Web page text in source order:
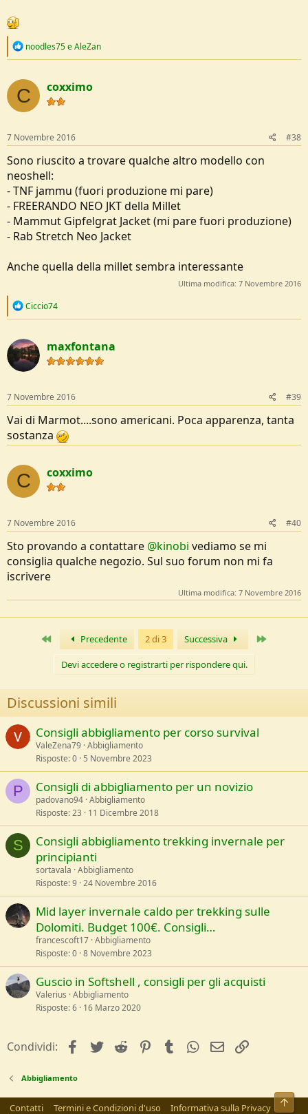
R
c
t
i
o
s
:
noodles75eAleZan
C coxximo
7 Novembre 2016 #38
Sono riuscito a trovare qualche altro modello con
neoshell:
- TNF jammu (fuori produzione mi pare)
- FREERANDO NEO JKT della Millet
- Mammut Gipfelgrat Jacket (mi pare fuori produzione)
- Rab Stretch Neo Jacket
Anche quella della millet sembra interessante
Ultima modifica: 7 Novembre 2016
R
c
t
i
o
s
:
Ciccio74
maxfontana
7 Novembre 2016 #39
Vai di Marmot....sono americani. Poca apparenza, tanta
sostanza
C coxximo
7 Novembre 2016 #40
Sto provando a contattare @kinobi vediamo se mi
consiglia qualche negozio. Sul suo forum non mi fa
iscrivere
Ultima modifica: 7 Novembre 2016
Primo Precedente 2 di 3 Successiva
Devi accedere o registrarti per rispondere qui.
Discussioni simili
Consigli abbigliamento per corso survival
ValeZena79 Abbigliamento
Risposte 0 5 Novembre 2023
P Consigli di abbigliamento per un novizio
padovano94 Abbigliamento
Risposte 23 11 Dicembre 2018
S
Consigli abbigliamento trekking invernale per
principianti
sortavala Abbigliamento
Risposte 9 24 Novembre 2016
Mid layer invernale caldo per trekking sulle
Dolomiti. Budget 100€. Consigli…
francescoft17 Abbigliamento
Risposte 0 8 Novembre 2023
Guscio in Softshell , consigli per gli acquisti
Valerius Abbigliamento
Risposte 6 16 Marzo 2020
Condividi: facebookTwitterReddit PinterestTumblrWhatsApp
e-mail
Abbigliamento
Contatti Termini e Condizioni d'uso Informativa sulla Privacy Alto